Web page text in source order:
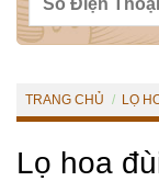
TRANG CHỦ / LỌ
Lọ hoa